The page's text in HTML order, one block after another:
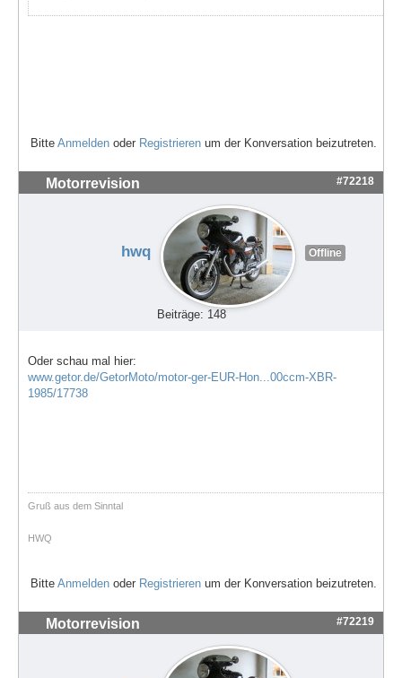
Bitte Anmelden oder Registrieren um der Konversation beizutreten.
Motorrevision #72218
hwq Offline
Beiträge: 148
Oder schau mal hier:
www.getor.de/GetorMoto/motor-ger-EUR-Hon...00ccm-XBR-
1985/17738
Gruß aus dem Sinntal
HWQ
Bitte Anmelden oder Registrieren um der Konversation beizutreten.
Motorrevision #72219